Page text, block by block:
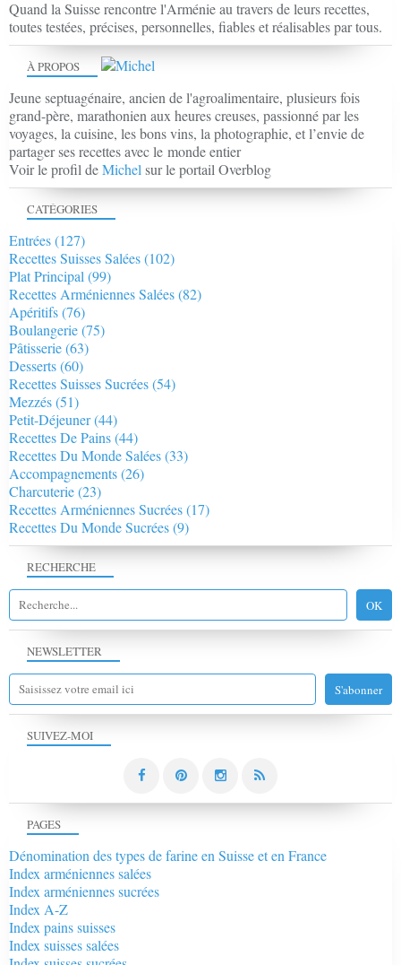
NEWSLETTER
SUIVEZ-MOI
RECHERCHE
Quand la Suisse rencontre l'Arménie au travers de leurs recettes,
toutes testées, précises, personnelles, fiables et réalisables par tous.
À PROPOS
Jeune septuagénaire, ancien de l'agroalimentaire, plusieurs fois
grand-père, marathonien aux heures creuses, passionné par les
voyages, la cuisine, les bons vins, la photographie, et l’envie de
partager ses recettes avec le monde entier
Voir le profil deMichel sur le portail Overblog
PAGES
Dénomination des types de farine en Suisse et en France
Index arméniennes salées
Index arméniennes sucrées
Index A-Z
Index pains suisses
Index suisses salées
CATÉGORIES
Entrées(127)
Recettes Suisses Salées(102)
Plat Principal (99)
Recettes Arméniennes Salées(82)
Apéritifs(76)
Boulangerie(75)
Pâtisserie(63)
Desserts(60)
Recettes Suisses Sucrées(54)
Mezzés(51)
Petit-Déjeuner(44)
Recettes De Pains(44)
Recettes Du Monde Salées(33)
Accompagnements(26)
Charcuterie(23)
Recettes Arméniennes Sucrées(17)
Recettes Du Monde Sucrées(9)